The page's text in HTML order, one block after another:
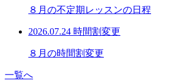
８月の不定期レッスンの日程
2026.07.24 時間割変更
８月の時間割変更
一覧へ